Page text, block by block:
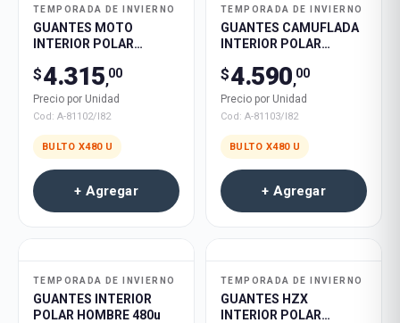
TEMPORADA DE INVIERNO
GUANTES MOTO
INTERIOR POLAR
$4.315,00
Precio por Unidad
Cod: A-81102/I82
BULTO X480 U
+ Agregar
TEMPORADA DE INVIERNO
GUANTES CAMUFLADA
INTERIOR POLAR
$4.590,00
Precio por Unidad
Cod: A-81103/I82
BULTO X480 U
+ Agregar
TEMPORADA DE INVIERNO
GUANTES INTERIOR
POLAR HOMBRE 480u
TEMPORADA DE INVIERNO
GUANTES HZX
INTERIOR POLAR